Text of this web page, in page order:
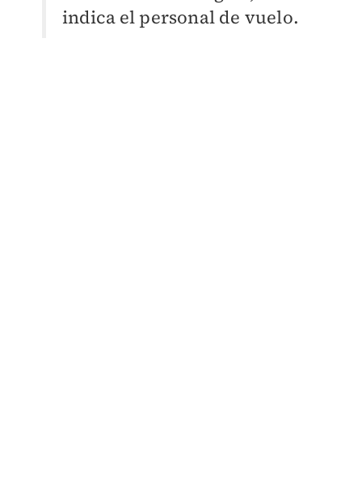
indica el personal de vuelo.